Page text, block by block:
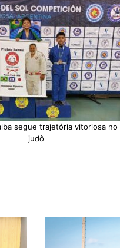
segue trajetória vitoriosa no
judô